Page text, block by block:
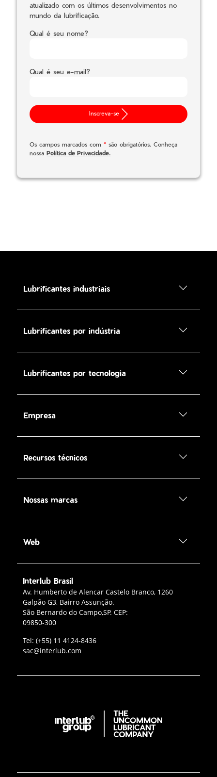
atualizado com os últimos desenvolvimentos no
mundo da lubrificação.
Qual é seu nome?
Qual é seu e-mail?
Inscreva-se
Os campos marcados com* são obrigatórios. Conheça
nossaPolítica de Privacidade.
Lubrificantes industriais
Lubrificantes por indústria
Lubrificantes por tecnologia
Empresa
Recursos técnicos
Nossas marcas
Web
Interlub Brasil
Contato Interlub Brasil
Av. Humberto de Alencar Castelo Branco, 1260
Galpão G3, Bairro Assunção.
São Bernardo do Campo,SP. CEP:
09850-300
Tel: Telefone da oficina
(+55) 11 4124-8436
Enviar e‑mail para a Interlub
sac@interlub.com